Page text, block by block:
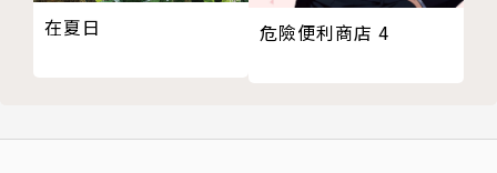
在夏日 危險便利商店 4